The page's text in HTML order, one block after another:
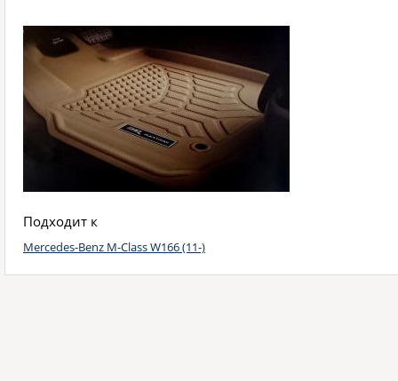
Подходит к
Mercedes-Benz M-Class W166 (11-)